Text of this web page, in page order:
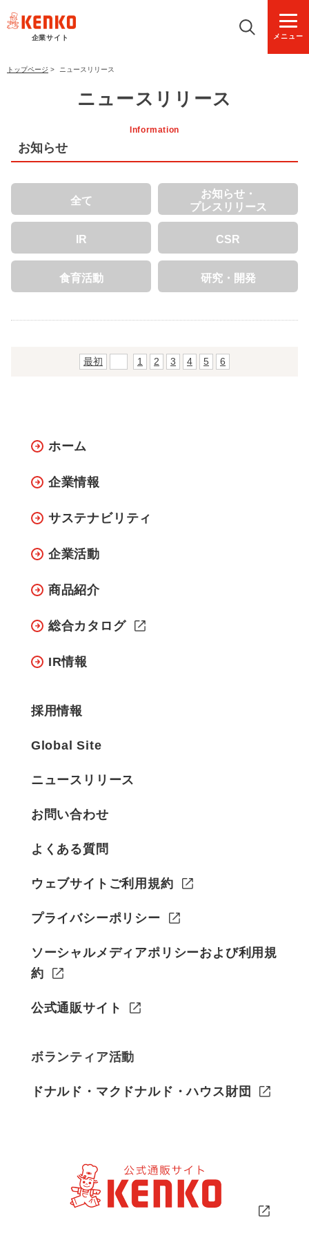
企業サイト メニュー
トップページ > ニュースリリース
ニュースリリース
Information
お知らせ
全て
お知らせ・
プレスリリース
IR CSR
食育活動 研究・開発
最初 1 2 3 4 5 6
ホーム
企業情報
サステナビリティ
企業活動
商品紹介
総合カタログ
IR情報
採用情報
Global Site
ニュースリリース
お問い合わせ
よくある質問
ウェブサイトご利用規約
プライバシーポリシー
ソーシャルメディアポリシーおよび利用規
約
公式通販サイト
ボランティア活動
ドナルド・マクドナルド・ハウス財団